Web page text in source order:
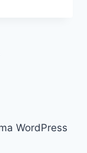
WordPress